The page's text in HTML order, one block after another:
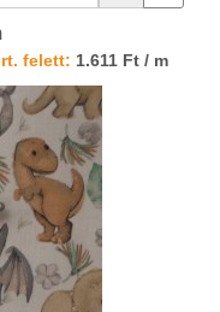
felett: 1.611 Ft / m